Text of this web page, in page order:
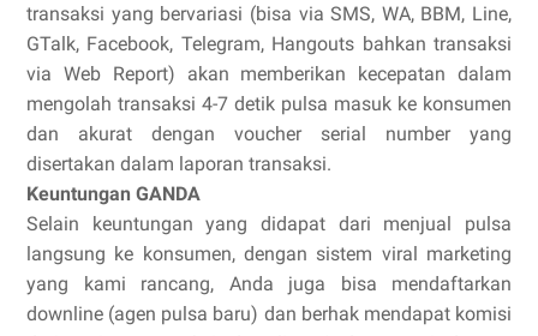
transaksi yang bervariasi (bisa via SMS, WA, BBM, Line,
GTalk, Facebook, Telegram, Hangouts bahkan transaksi
via Web Report) akan memberikan kecepatan dalam
mengolah transaksi 4-7 detik pulsa masuk ke konsumen
dan akurat dengan voucher serial number yang
disertakan dalam laporan transaksi.
Keuntungan GANDA
Selain keuntungan yang didapat dari menjual pulsa
langsung ke konsumen, dengan sistem viral marketing
yang kami rancang, Anda juga bisa mendaftarkan
downline (agen pulsa baru) dan berhak mendapat komisi